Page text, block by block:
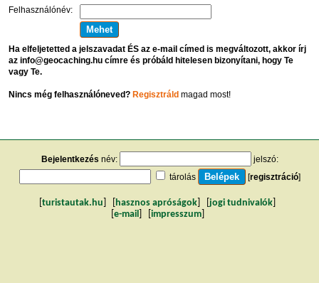
Felhasználónév:
Ha elfeljetetted a jelszavadat ÉS az e-mail címed is megváltozott, akkor írj
az info@geocaching.hu címre és próbáld hitelesen bizonyítani, hogy Te
vagy Te.
Nincs még felhasználóneved? Regisztráldmagad most!
Bejelentkezés név:
jelszó:
tárolás
[regisztráció]
turistautak.hu hasznos apróságok jogi tudnivalók
e-mail impresszum]